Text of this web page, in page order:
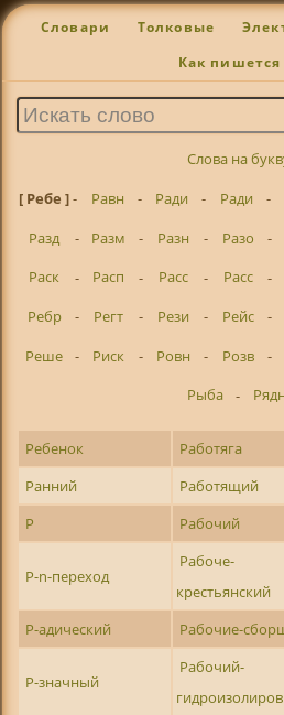
Словари Толковые
Как пишется
Слова на
[ Ребе ]- Равн - Ради - Ради -
Разд
- Разм - Разн - Разо -
Раск
- Расп - Расс - Расс -
Ребр
- Регт - Рези - Рейс -
Реше
- Риск - Ровн - Розв -
Рыба
- Рядн
Ребенок Работяга
Ранний
Работящий
Р
Рабочий
Р-n-переход
Рабоче-
крестьянский
Р-адический Рабочие-
Р-значный
Рабочий-